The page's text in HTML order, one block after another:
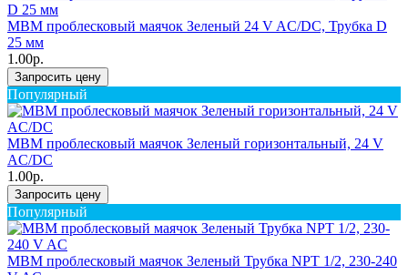
MBM проблесковый маячок Зеленый 24 V AC/DC, Трубка D
25 мм
1.00р.
Запросить цену
Популярный
MBM проблесковый маячок Зеленый горизонтальный, 24 V
AC/DC
1.00р.
Запросить цену
Популярный
MBM проблесковый маячок Зеленый Трубка NPT 1/2, 230-240